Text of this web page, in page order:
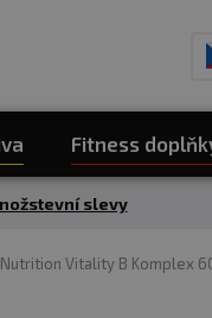
Fitness
slevy
Nutrition Vitality B Komplex